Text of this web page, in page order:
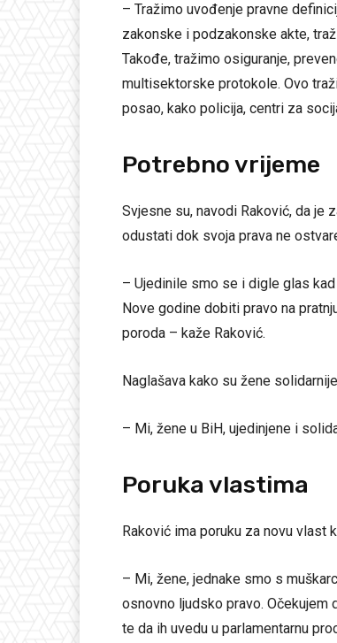
– Tražimo uvođenje pravne
zakonske i podzakonske akte,
Takođe, tražimo osiguranje,
multisektorske protokole. Ovo
posao, kako policija, centri za
Potrebno vrijeme
Svjesne su, navodi Raković, da je
odustati dok svoja prava ne
– Ujedinile smo se i digle glas
Nove godine dobiti pravo na
poroda – kaže Raković.
Naglašava kako su žene
– Mi, žene u BiH, ujedinjene i
Poruka vlastima
Raković ima poruku za novu vlast
– Mi, žene, jednake smo s
osnovno ljudsko pravo. Očekujem
te da ih uvedu u parlamentarnu